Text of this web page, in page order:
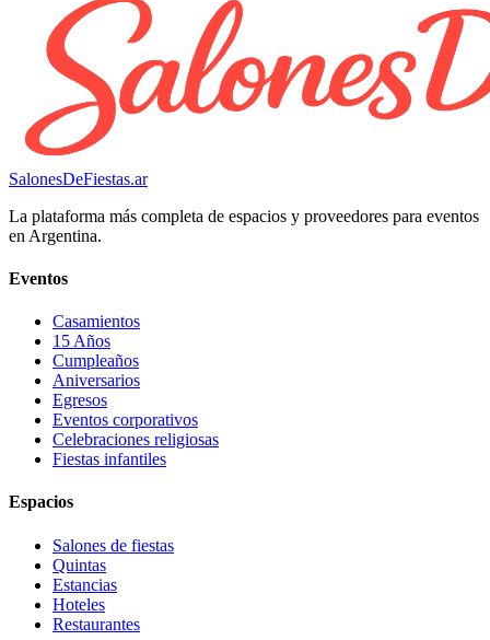
SalonesDeFiestas.ar
La plataforma más completa de espacios y proveedores para eventos
en Argentina.
Eventos
Casamientos
15 Años
Cumpleaños
Aniversarios
Egresos
Eventos corporativos
Celebraciones religiosas
Fiestas infantiles
Espacios
Salones de fiestas
Quintas
Estancias
Hoteles
Restaurantes